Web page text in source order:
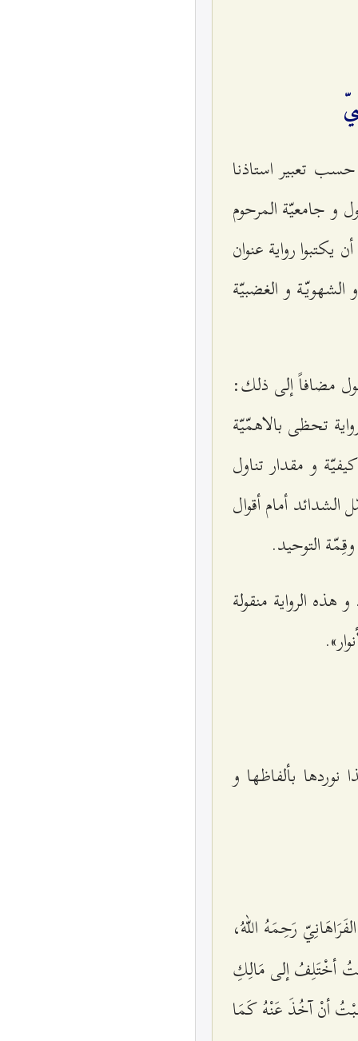
تعبير استاذنا
جامعيّة المرحوم
رواية عنوان
الشهويّة و الغضبيّة
مضافاً إلى ذلك:
تحظى بالاهمّيّة
و مقدار تناول
أمام أقوال
التوحيد.
الرواية منقولة
بألفاظها و
رَحِمَهُ اللهُ،
أخْتَلِفُ إلى مَالِكِ
أنْ آخُذَ عَنْهُ كَمَا